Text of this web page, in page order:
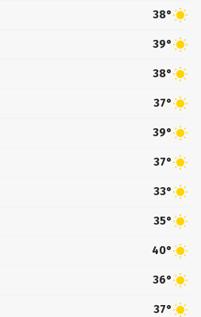
38°
39°
38°
37°
39°
37°
33°
35°
40°
36°
37°